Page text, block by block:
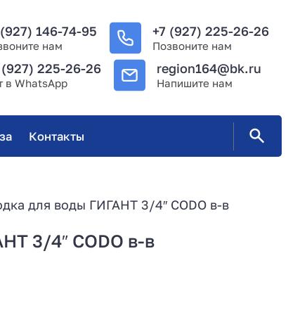
146-74-95
нам
+7 (927) 225-26-26
Позвоните нам
(927) 225-26-26
в WhatsApp
region164@bk.ru
Напишите нам
Контакты
для воды ГИГАНТ 3/4″ CODO в-в
3/4″ CODO в-в